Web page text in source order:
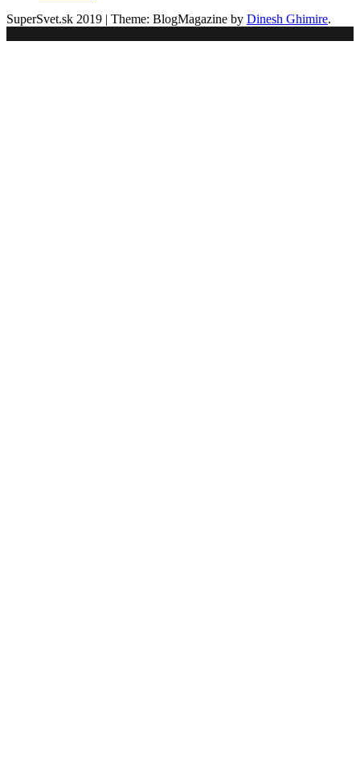
SuperSvet.sk 2019 | Theme: BlogMagazine by Dinesh Ghimire.